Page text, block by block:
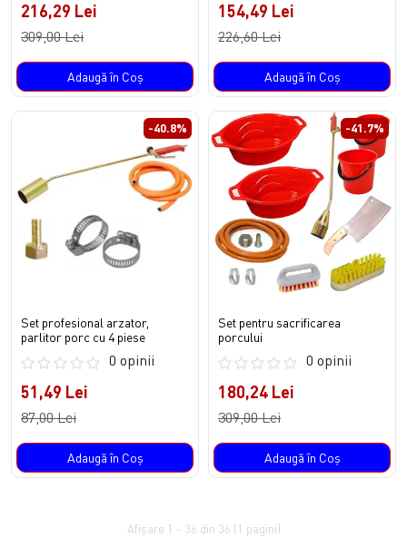
216,29 Lei
309,00 Lei
Adaugă în Coş
154,49 Lei
226,60 Lei
Adaugă în Coş
-40.8%
Set profesional arzator,
parlitor porc cu 4 piese
0 opinii
51,49 Lei
87,00 Lei
Adaugă în Coş
-41.7%
Set pentru sacrificarea
porcului
0 opinii
180,24 Lei
309,00 Lei
Adaugă în Coş
Afişare 1 - 36 din 36 (1 pagini)